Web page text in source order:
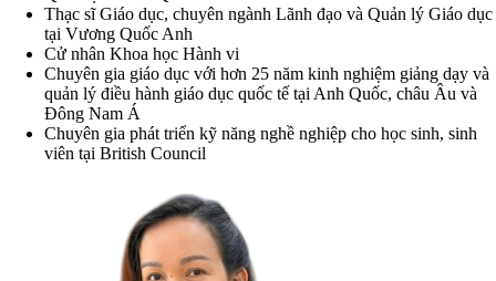
Thạc sĩ Giáo dục, chuyên ngành Lãnh đạo và Quản lý Giáo dục
tại Vương Quốc Anh
Cử nhân Khoa học Hành vi
Chuyên gia giáo dục với hơn 25 năm kinh nghiệm giảng dạy và
quản lý điều hành giáo dục quốc tế tại Anh Quốc, châu Âu và
Đông Nam Á
Chuyên gia phát triển kỹ năng nghề nghiệp cho học sinh, sinh
viên tại British Council